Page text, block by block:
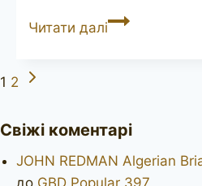
Читати даліCHARATAN’S
Навігація
за
сторінками
1 2
Наступна
Свіжі коментарі
JOHN REDMAN Algerian
до GBD Popular 397